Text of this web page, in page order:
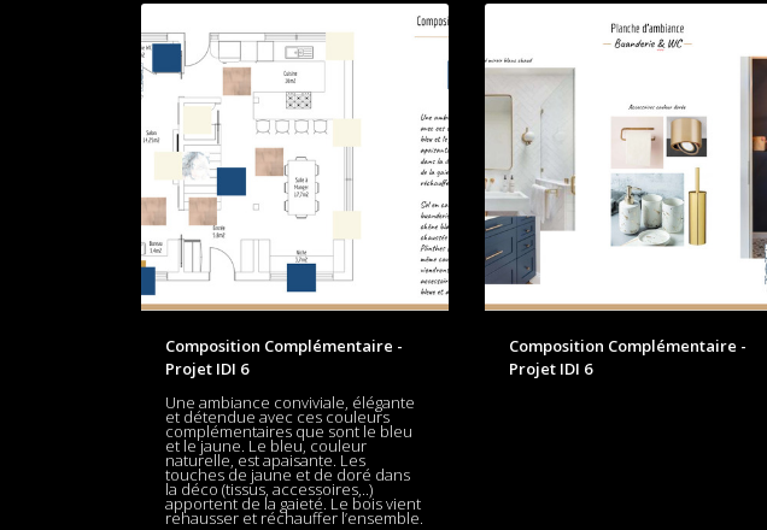
Composition Complémentaire -
Projet IDI 6
Une ambiance conviviale, élégante
et détendue avec ces couleurs
complémentaires que sont le bleu
et le jaune. Le bleu, couleur
naturelle, est apaisante. Les
touches de jaune et de doré dans
la déco (tissus, accessoires,..)
apportent de la gaieté. Le bois vient
rehausser et réchauffer l’ensemble.
Composition Complémentaire -
Projet IDI 6